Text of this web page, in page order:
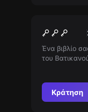
Νέος
Ένα βιβλίο
του
απειλεί να
συνωμοσίες
Κράτηση